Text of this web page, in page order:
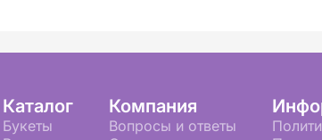
Каталог
Букеты
Компания
Вопросы и ответы